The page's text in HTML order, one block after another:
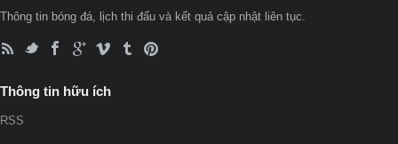
Thông tin bóng đá, lịch thi đấu và kết quả cập nhật liên tục.
Thông tin hữu ích
RSS